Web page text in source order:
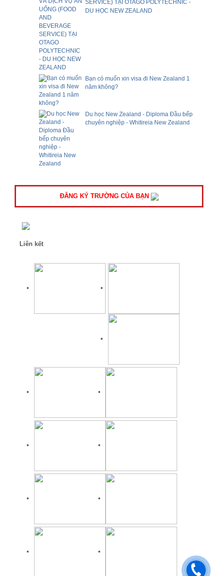
SERVICE) TẠI OTAGO POLYTECHNIC -
DU HỌC NEW ZEALAND
Bạn có muốn xin visa đi New Zealand 1
năm không?
Du học New Zealand - Diploma Đầu bếp
chuyên nghiệp - Whitireia New Zealand
ĐĂNG KÝ TRƯỜNG CỦA BẠN
Liên kết